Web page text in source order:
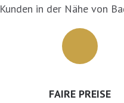
Kunden in der Nähe von
FAIRE PREISE